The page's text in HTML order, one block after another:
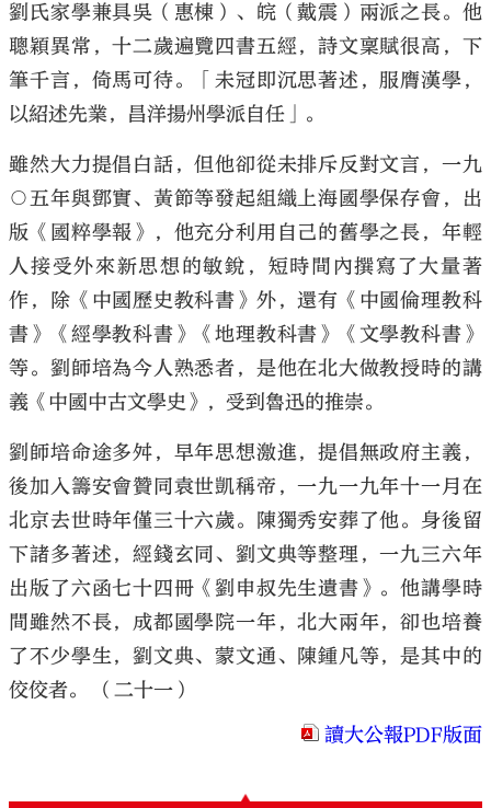
劉氏家學兼具吳（惠棟）、皖（戴震）兩派之長。他
聰穎異常，十二歲遍覽四書五經，詩文稟賦很高，下
筆千言，倚馬可待。「未冠即沉思著述，服膺漢學，
以紹述先業，昌洋揚州學派自任」。
雖然大力提倡白話，但他卻從未排斥反對文言，一九
○五年與鄧實、黃節等發起組織上海國學保存會，出
版《國粹學報》，他充分利用自己的舊學之長，年輕
人接受外來新思想的敏銳，短時間內撰寫了大量著
作，除《中國歷史教科書》外，還有《中國倫理教科
書》《經學教科書》《地理教科書》《文學教科書》
等。劉師培為今人熟悉者，是他在北大做教授時的講
義《中國中古文學史》，受到魯迅的推崇。
劉師培命途多舛，早年思想激進，提倡無政府主義，
後加入籌安會贊同袁世凱稱帝，一九一九年十一月在
北京去世時年僅三十六歲。陳獨秀安葬了他。身後留
下諸多著述，經錢玄同、劉文典等整理，一九三六年
出版了六函七十四冊《劉申叔先生遺書》。他講學時
間雖然不長，成都國學院一年，北大兩年，卻也培養
了不少學生，劉文典、蒙文通、陳鍾凡等，是其中的
佼佼者。 （二十一）
讀大公報PDF版面